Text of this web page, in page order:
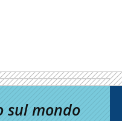
sul mondo